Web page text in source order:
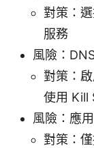
對策：
服務
風險：
對策：
使用 Kill
風險：應
對策：